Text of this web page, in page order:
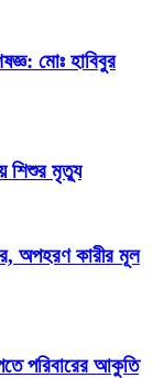
মোঃ হাবিবুর
শিশুর মৃত্যু
অপহরণ কারীর মূল
পরিবারের আকুতি